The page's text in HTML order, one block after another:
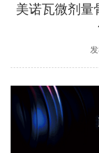
美诺瓦微剂量